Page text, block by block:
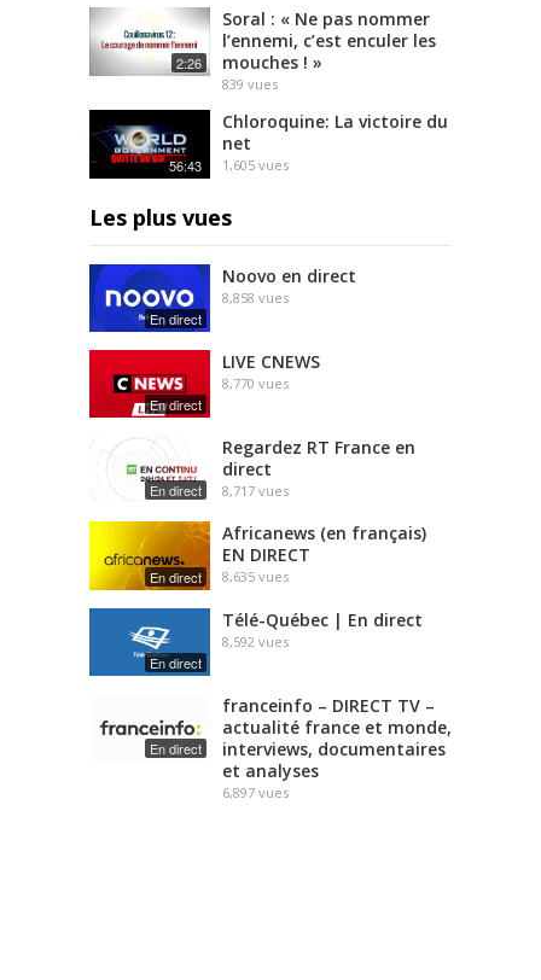
2:26
Soral : « Ne pas nommer
l’ennemi, c’est enculer les
mouches ! »
839 vues
56:43
Chloroquine: La victoire du
net
1,605 vues
Les plus vues
En direct
Noovo en direct
8,858 vues
En direct
LIVE CNEWS
8,770 vues
En direct
Regardez RT France en
direct
8,717 vues
En direct
Africanews (en français)
EN DIRECT
8,635 vues
En direct
Télé-Québec | En direct
8,592 vues
En direct
franceinfo – DIRECT TV –
actualité france et monde,
interviews, documentaires
et analyses
6,897 vues